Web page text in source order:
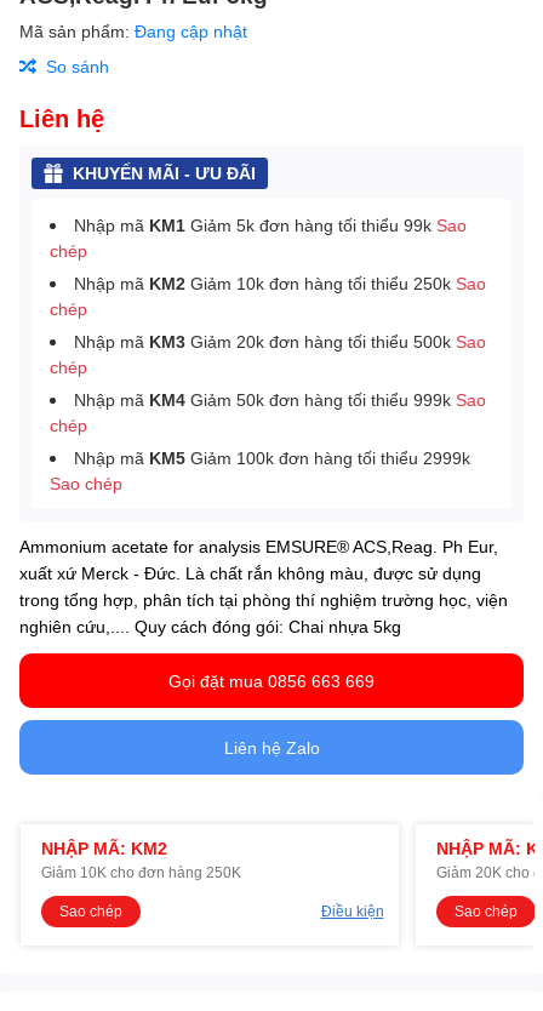
Mã sản phẩm: Đang cập nhật
So sánh
Liên hệ
KHUYẾN MÃI - ƯU ĐÃI
Nhập mã KM1 Giảm 5k đơn hàng tối thiểu 99k Sao
chép
Nhập mã KM2 Giảm 10k đơn hàng tối thiểu 250k Sao
chép
Nhập mã KM3 Giảm 20k đơn hàng tối thiểu 500k Sao
chép
Nhập mã KM4 Giảm 50k đơn hàng tối thiểu 999k Sao
chép
Nhập mã KM5 Giảm 100k đơn hàng tối thiểu 2999k
Sao chép
Ammonium acetate for analysis EMSURE® ACS,Reag. Ph Eur,
xuất xứ Merck - Đức. Là chất rắn không màu , được sử dụng
trong tổng hợp, phân tích tại phòng thí nghiệm trường học, viện
nghiên cứu,.... Quy cách đóng gói: Chai nhựa 5kg
Gọi đặt mua 0856 663 669
Liên hệ Zalo
NHẬP MÃ: KM2
Giảm 10K cho đơn hàng 250K
Sao chép Điều kiện
NHẬP MÃ:
Giảm 20K cho
Sao chép